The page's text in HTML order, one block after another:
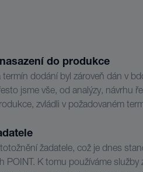
do produkce
termín dodání byl zároveň dán v
jsme vše, od analýzy, návrhu
zvládli v požadovaném
žadatele, což je dnes
POINT. K tomu používáme služby